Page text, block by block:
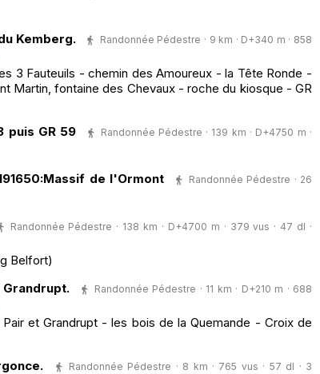
Kemberg.
Randonnée Pédestre · 9 km · D+340 m · 858
3 Fauteuils - chemin des Amoureux - la Tête Ronde -
Martin, fontaine des Chevaux - roche du kiosque - GR
puis GR 59
Randonnée Pédestre · 139 km · D+4750 m ·
de l'Ormont
Randonnée Pédestre · 26
Randonnée Pédestre · 138 km · D+4700 m · 379 vus · 47 dl ·
Belfort)
Randonnée Pédestre · 11 km · D+210 m · 688
et Grandrupt - les bois de la Quemande - Croix de
Randonnée Pédestre · 8 km · 765 vus · 57 dl · 3